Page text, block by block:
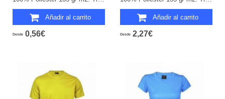
Añadir al carrito
Desde 0,56€
Añadir al carrito
Desde 2,27€